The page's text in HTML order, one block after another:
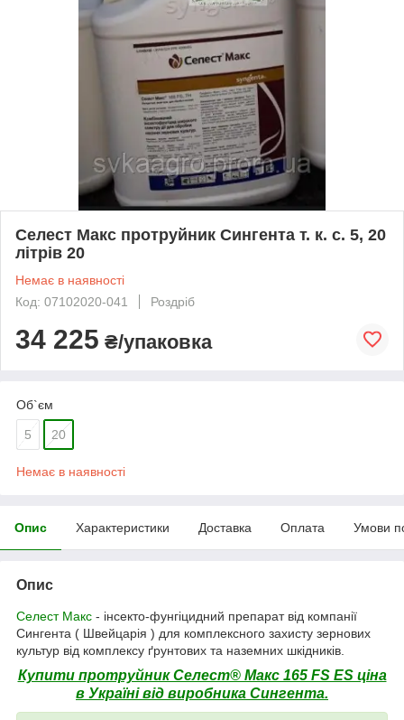
Селест Макс протруйник Сингента т. к. с. 5, 20
літрів 20
Немає в наявності
Код: 07102020-041
Роздріб
34 225 ₴/упаковка
Об`єм
5 20
Немає в наявності
Опис Характеристики Доставка Оплата Умови
Опис
Селест Макс - інсекто-фунгіцидний препарат від компанії
Сингента ( Швейцарія ) для комплексного захисту зернових
культур від комплексу ґрунтових та наземних шкідників.
Купити протруйник Селест® Макс 165 FS ES ціна
в Україні від виробника Сингента.